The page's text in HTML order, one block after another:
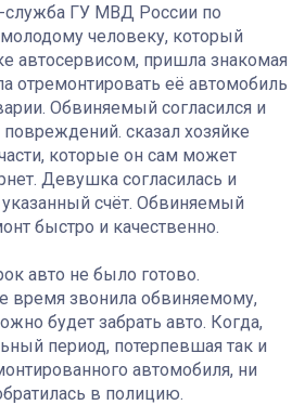
служба ГУ МВД России по
человеку, который
автосервисом, пришла знакомая
отремонтировать её автомобиль
Обвиняемый согласился и
сказал хозяйке
которые он сам может
Девушка согласилась и
счёт. Обвиняемый
быстро и качественно.
авто не было готово.
время звонила обвиняемому,
будет забрать авто. Когда,
период, потерпевшая так и
автомобиля, ни
в полицию.